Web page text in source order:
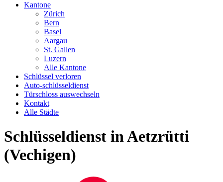
Kantone
Zürich
Bern
Basel
Aargau
St. Gallen
Luzern
Alle Kantone
Schlüssel verloren
Auto-schlüsseldienst
Türschloss auswechseln
Kontakt
Alle Städte
Schlüsseldienst in Aetzrütti
(Vechigen)